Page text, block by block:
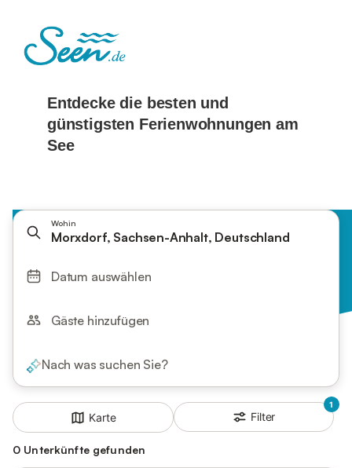
Wohin
Morxdorf, Sachsen-Anhalt, Deutschland
Datum auswählen
Gäste hinzufügen
Nach was suchen Sie?
Karte
1
Filter
0 Unterkünfte gefunden